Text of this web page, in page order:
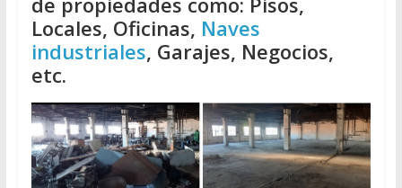
Locales, Oficinas, Naves
industriales, Garajes, Negocios,
etc.